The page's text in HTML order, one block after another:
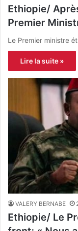
Ethiopie/
Premier
Le Premier ministre
Lire la suite »
VALERY BERNABE
Ethiopie/ Le